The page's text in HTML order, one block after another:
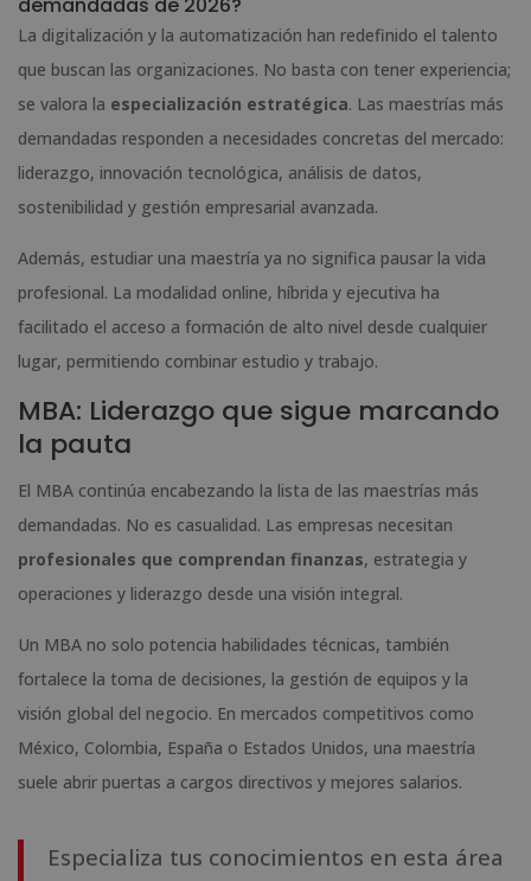
La digitalización y la automatización han redefinido el talento
que buscan las organizaciones. No basta con tener experiencia;
se valora la especialización estratégica. Las maestrías más
demandadas responden a necesidades concretas del mercado:
liderazgo, innovación tecnológica, análisis de datos,
sostenibilidad y gestión empresarial avanzada.
Además, estudiar una maestría ya no significa pausar la vida
profesional. La modalidad online, híbrida y ejecutiva ha
facilitado el acceso a formación de alto nivel desde cualquier
lugar, permitiendo combinar estudio y trabajo.
MBA: Liderazgo que sigue marcando
la pauta
El MBA continúa encabezando la lista de las maestrías más
demandadas. No es casualidad. Las empresas necesitan
profesionales que comprendan finanzas, estrategia y
operaciones y liderazgo desde una visión integral.
Un MBA no solo potencia habilidades técnicas, también
fortalece la toma de decisiones, la gestión de equipos y la
visión global del negocio. En mercados competitivos como
México, Colombia, España o Estados Unidos, una maestría
suele abrir puertas a cargos directivos y mejores salarios.
Especializa tus conocimientos en esta área